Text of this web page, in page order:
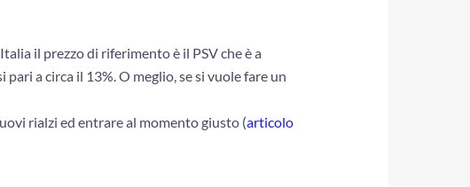
il prezzo di riferimento è il PSV che è a
a circa il 13%. O meglio, se si vuole fare un
rialzi ed entrare al momento giusto (articolo